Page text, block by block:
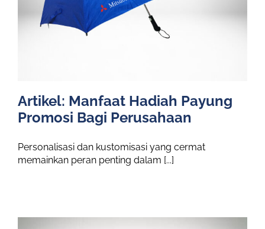
Artikel: Manfaat Hadiah Payung
Promosi Bagi Perusahaan
Personalisasi dan kustomisasi yang cermat
memainkan peran penting dalam [...]